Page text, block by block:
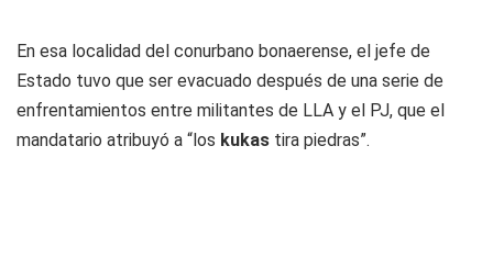
En esa localidad del conurbano bonaerense, el jefe de
Estado tuvo que ser evacuado después de una serie de
enfrentamientos entre militantes de LLA y el PJ, que el
mandatario atribuyó a “los kukas tira piedras”.